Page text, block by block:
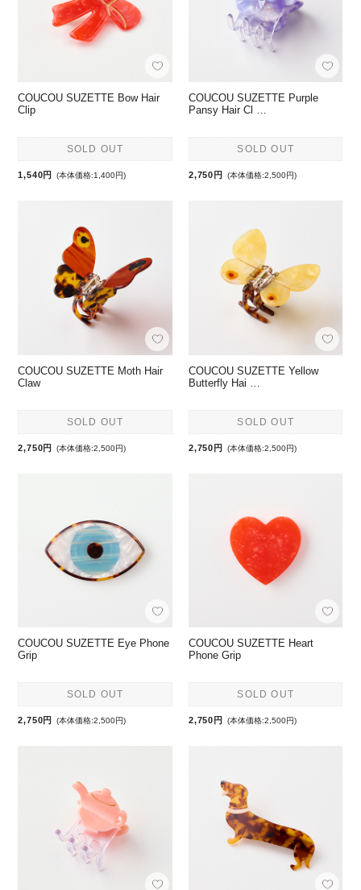
COUCOU SUZETTE Bow Hair
Clip
SOLD OUT
1,540円 (本体価格:1,400円)
COUCOU SUZETTE Purple
Pansy Hair Cl …
SOLD OUT
2,750円 (本体価格:2,500円)
COUCOU SUZETTE Moth Hair
Claw
SOLD OUT
2,750円 (本体価格:2,500円)
COUCOU SUZETTE Yellow
Butterfly Hai …
SOLD OUT
2,750円 (本体価格:2,500円)
COUCOU SUZETTE Eye Phone
Grip
SOLD OUT
2,750円 (本体価格:2,500円)
COUCOU SUZETTE Heart
Phone Grip
SOLD OUT
2,750円 (本体価格:2,500円)